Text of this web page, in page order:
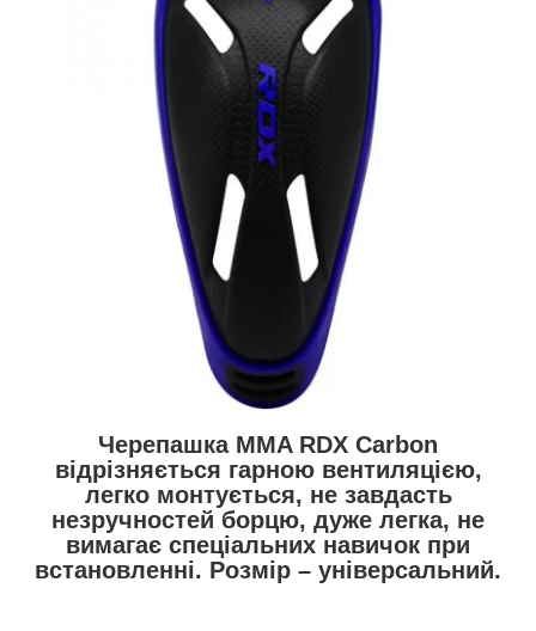
Черепашка MMA RDX Сarbon
відрізняється гарною вентиляцією,
легко монтується, не завдасть
незручностей борцю, дуже легка, не
вимагає спеціальних навичок при
встановленні. Розмір – універсальний.